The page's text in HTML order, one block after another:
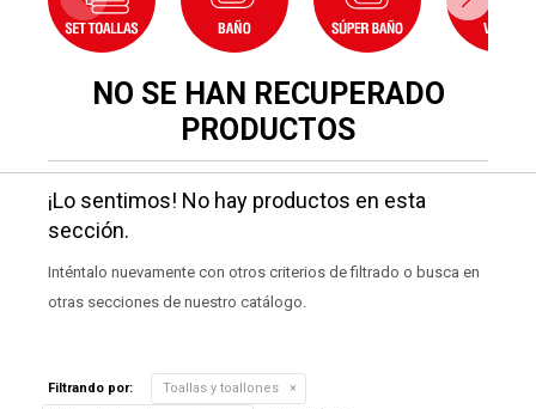
NO SE HAN RECUPERADO
PRODUCTOS
¡Lo sentimos! No hay productos en esta
sección.
Inténtalo nuevamente con otros criterios de filtrado o busca en
otras secciones de nuestro catálogo.
Filtrando por:
Toallas y toallones